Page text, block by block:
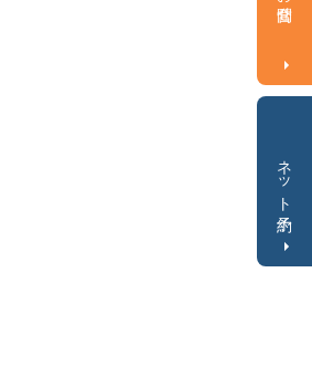
ネット予約